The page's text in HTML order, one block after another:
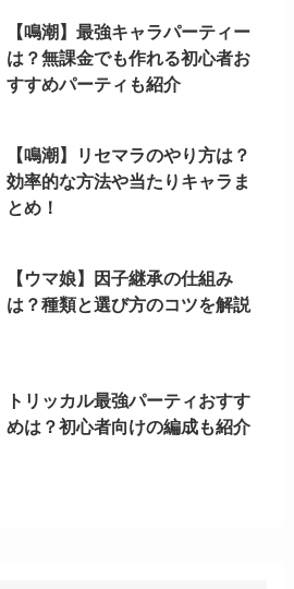
【鳴潮】最強キャラパーティー
は？無課金でも作れる初心者お
すすめパーティも紹介
【鳴潮】リセマラのやり方は？
効率的な方法や当たりキャラま
とめ！
【ウマ娘】因子継承の仕組み
は？種類と選び方のコツを解説
トリッカル最強パーティおすす
めは？初心者向けの編成も紹介